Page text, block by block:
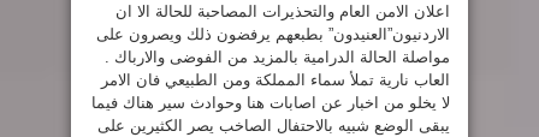
اعلان الامن العام والتحذيرات المصاحبة للحالة الا ان
الاردنيون”العنيدون” بطبعهم يرفضون ذلك ويصرون على
مواصلة الحالة الدرامية بالمزيد من الفوضى والارباك .
العاب نارية تملأ سماء المملكة ومن الطبيعي فان الامر
لا يخلو من اخبار عن اصابات هنا وحوادث سير هناك فيما
يبقى الوضع شبيه بالاحتفال الصاخب يصر الكثيرين على